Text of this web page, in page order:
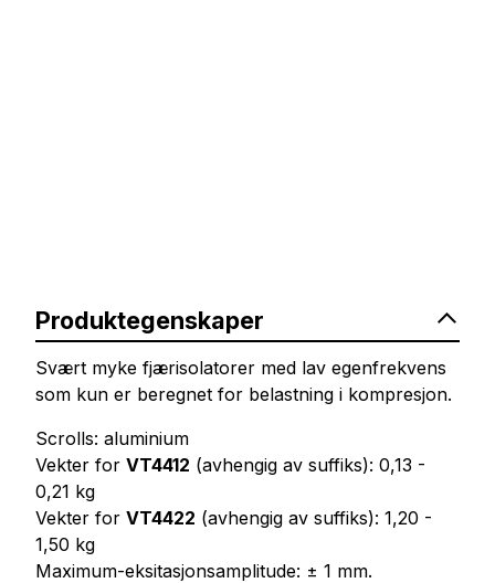
Produktegenskaper
Svært myke fjærisolatorer med lav egenfrekvens
som kun er beregnet for belastning i kompresjon.
Scrolls: aluminium
Vekter for VT4412 (avhengig av suffiks): 0,13 -
0,21 kg
Vekter for VT4422 (avhengig av suffiks): 1,20 -
1,50 kg
Maximum-eksitasjonsamplitude: ± 1 mm.